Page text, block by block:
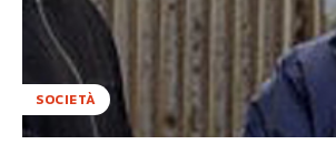
SOCIETÀ